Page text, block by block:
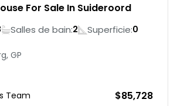
For Sale In Suideroord
Salles de bain:2 Superficie:0
GP
Team $85,728